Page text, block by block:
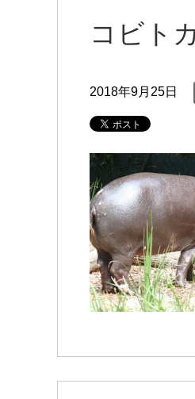
コビト
2018年9月25日